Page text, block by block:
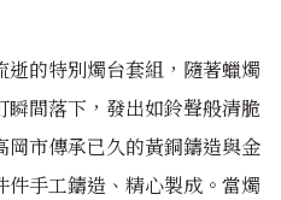
的特別燭台套組，隨著蠟燭
間落下，發出如鈴聲般清脆
市傳承已久的黃銅鑄造與金
手工鑄造、精心製成。當燭